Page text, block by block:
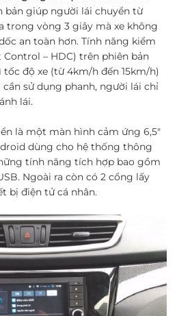
bản giúp người lái chuyển từ
trong vòng 3 giây mà xe không
an toàn hơn. Tính năng kiểm
– HDC) trên phiên bản
độ xe (từ 4km/h đến 15km/h)
sử dụng phanh, người lái chỉ
lái.
là một màn hình cảm ứng 6,5"
dùng cho hệ thống thông
tính năng tích hợp bao gồm
Ngoài ra còn có 2 cổng lấy
bị điện tử cá nhân.